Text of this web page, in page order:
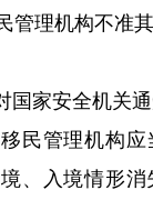
理机构不准其
国家安全机关
民管理机构
、入境情形